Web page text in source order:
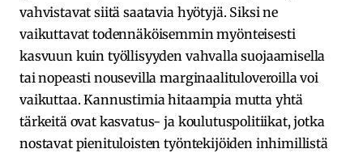
vahvistavat siitä saatavia hyötyjä. Siksi ne
vaikuttavat todennäköisemmin myönteisesti
kasvuun kuin työllisyyden vahvalla suojaamisella
tai nopeasti nousevilla marginaalituloveroilla voi
vaikuttaa. Kannustimia hitaampia mutta yhtä
tärkeitä ovat kasvatus- ja koulutuspolitiikat, jotka
nostavat pienituloisten työntekijöiden inhimillistä